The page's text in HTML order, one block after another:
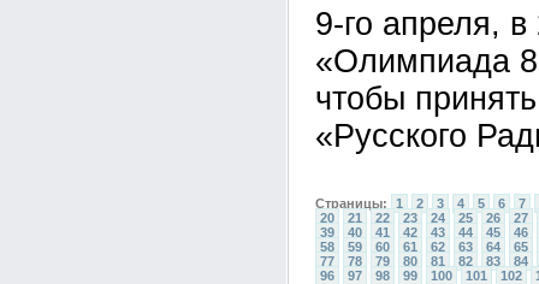
9-го апреля,
«Олимпиада
чтобы
«Русского
Страницы: 1 2 3 4 5 6
7
20
21 22 23 24 25 26
27
39
40 41 42 43 44 45
46
58
59 60 61 62 63 64
65
77
78 79 80 81 82 83
84
96
97 98 99 100 101 102